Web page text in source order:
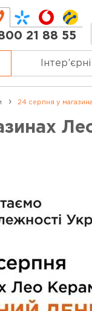
21 88 55
24 серпня у